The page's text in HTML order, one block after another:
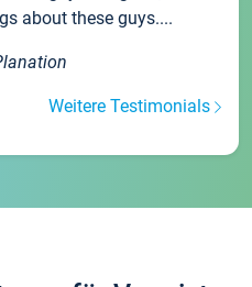
about these guys....
Weitere Testimonials